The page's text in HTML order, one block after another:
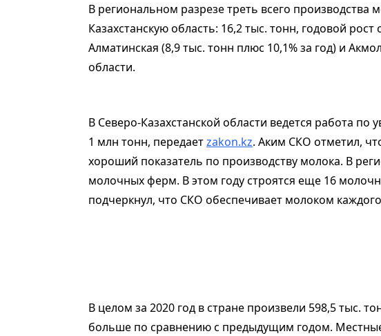
В региональном разрезе треть всего производства
Казахстанскую область: 16,2 тыс. тонн, годовой рост
Алматинская (8,9 тыс. тонн плюс 10,1% за год) и
области.
В Северо-Казахстанской области ведется работа
1 млн тонн, передаетzakon.kz. Аким СКО отметил,
хороший показатель по производству молока. В
молочных ферм. В этом году строятся еще 16
подчеркнул, что СКО обеспечивает молоком каждого
В целом за 2020 год в стране произвели 598,5 тыс.
больше по сравнению с предыдущим годом.